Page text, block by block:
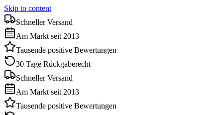
Skip to content
Schneller Versand
Am Markt seit 2013
Tausende positive Bewertungen
30 Tage Rückgaberecht
Schneller Versand
Am Markt seit 2013
Tausende positive Bewertungen